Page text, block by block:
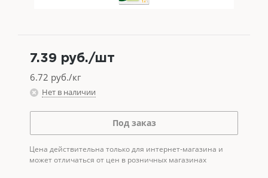
7.39 руб./шт
6.72 руб./кг
Нет в наличии
Под заказ
Цена действительна только для интернет-магазина и
может отличаться от цен в розничных магазинах